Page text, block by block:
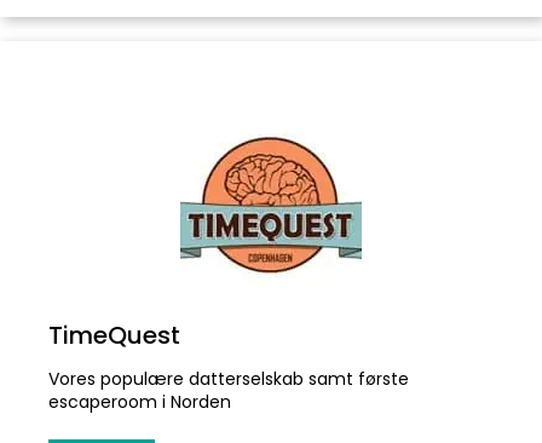
TimeQuest
Vores populære datterselskab samt første
escaperoom i Norden